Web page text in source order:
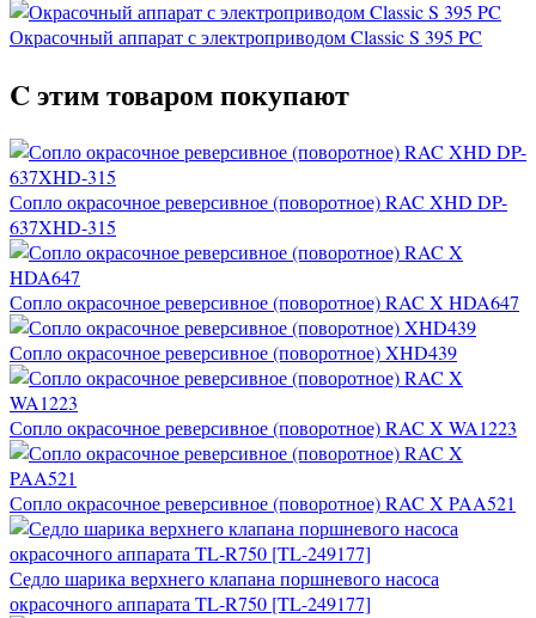
Окрасочный аппарат с электроприводом Classic S 395 PC
C этим товаром покупают
Сопло окрасочное реверсивное (поворотное) RAC XHD DP-
637XHD-315
Сопло окрасочное реверсивное (поворотное) RAC X HDA647
Сопло окрасочное реверсивное (поворотное) XHD439
Сопло окрасочное реверсивное (поворотное) RAC X WA1223
Сопло окрасочное реверсивное (поворотное) RAC X PAA521
Седло шарика верхнего клапана поршневого насоса
окрасочного аппарата TL-R750 [TL-249177]